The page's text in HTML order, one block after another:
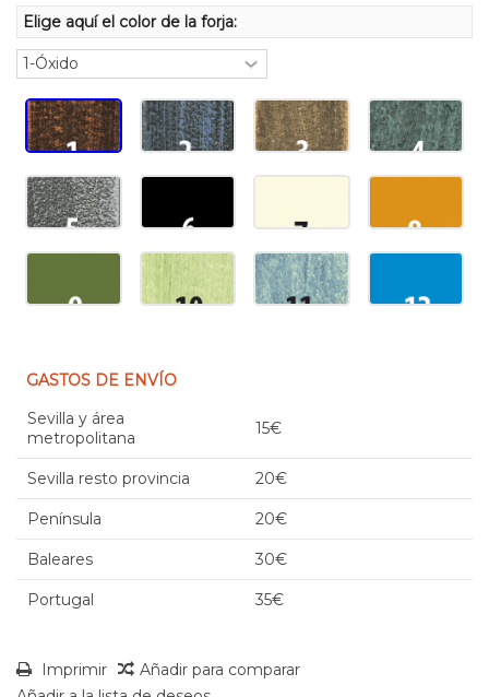
Elige aquí el color de la forja:
GASTOS DE ENVÍO
Sevilla y área
metropolitana
15€
Sevilla resto provincia 20€
Península 20€
Baleares 30€
Portugal 35€
Imprimir
Añadir para comparar